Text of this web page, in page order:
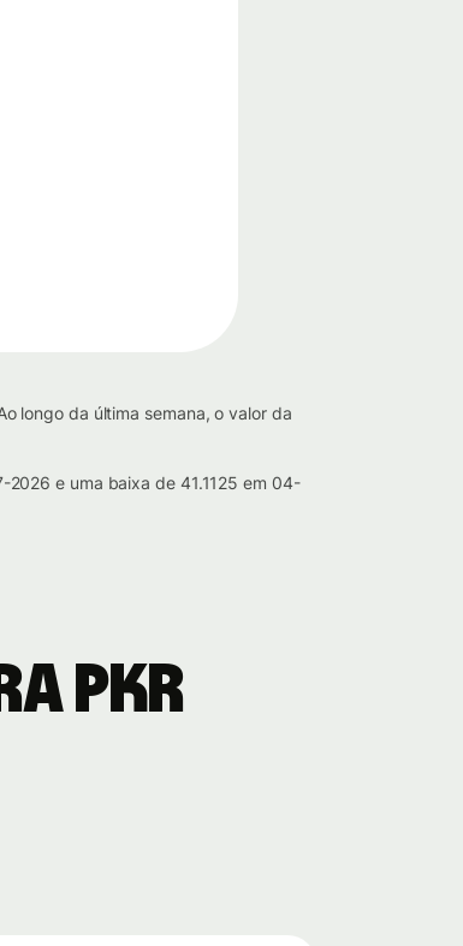
longo da última semana, o valor da
2026 e uma baixa de 41.1125 em 04-
PKR